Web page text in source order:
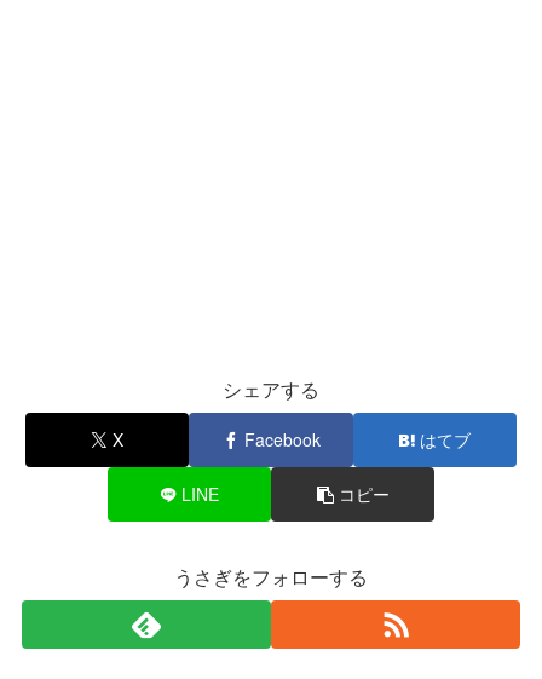
シェアする
X Facebook はてブ
LINE コピー
うさぎをフォローする